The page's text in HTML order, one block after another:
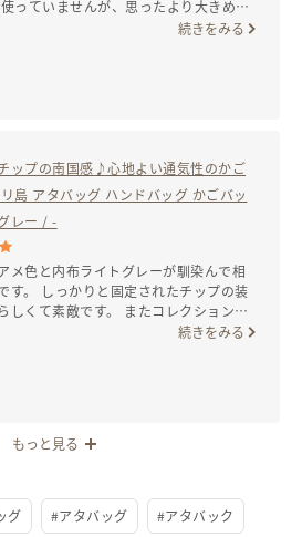
見#夏祭り#カフェ#ハンドバッグ#かごバッ
物#花火大会#カゴバッグ#カゴバック#旅行
っていませんが、思ったより大きめで
そうです。 また購入する際はよろしく
続きをみる
ップの南国感♪心地よい通気性のかご
島 アタバッグ ハンドバッグ かごバッ
レー / -
メ色と内布ライトグレーが馴染んで相
す。 しっかりと固定されたチップの装
しくて素敵です。 またコレクションが
です。 大切に使わせて頂きます。
続きをみる
もっと見る
グ #アタバッグ #アタバック